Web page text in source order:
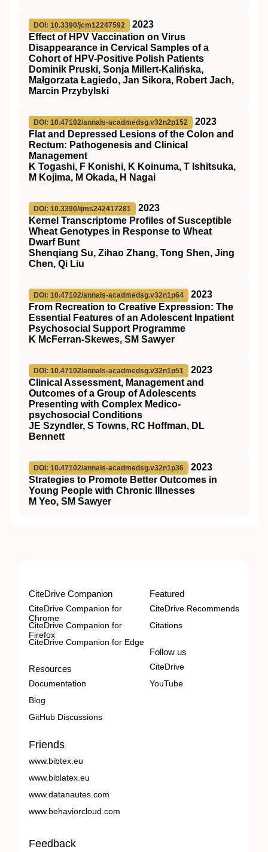
DOI: 10.3390/jcm12247592
2023
Effect of HPV Vaccination on Virus
Disappearance in Cervical Samples of a
Cohort of HPV-Positive Polish Patients
Dominik Pruski, Sonja Millert-Kalińska,
Małgorzata Łagiedo, Jan Sikora, Robert Jach,
Marcin Przybylski
DOI: 10.47102/annals-acadmedsg.v32n2p152
2023
Flat and Depressed Lesions of the Colon and
Rectum: Pathogenesis and Clinical
Management
K Togashi, F Konishi, K Koinuma, T Ishitsuka,
M Kojima, M Okada, H Nagai
DOI: 10.3390/ijms242417281
2023
Kernel Transcriptome Profiles of Susceptible
Wheat Genotypes in Response to Wheat
Dwarf Bunt
Shenqiang Su, Zihao Zhang, Tong Shen, Jing
Chen, Qi Liu
DOI: 10.47102/annals-acadmedsg.v32n1p64
2023
From Recreation to Creative Expression: The
Essential Features of an Adolescent Inpatient
Psychosocial Support Programme
K McFerran-Skewes, SM Sawyer
DOI: 10.47102/annals-acadmedsg.v32n1p51
2023
Clinical Assessment, Management and
Outcomes of a Group of Adolescents
Presenting with Complex Medico-
psychosocial Conditions
JE Szyndler, S Towns, RC Hoffman, DL
Bennett
DOI: 10.47102/annals-acadmedsg.v32n1p36
2023
Strategies to Promote Better Outcomes in
Young People with Chronic Illnesses
M Yeo, SM Sawyer
CiteDrive Companion
CiteDrive Companion for
Chrome
CiteDrive Companion for
Firefox
CiteDrive Companion for Edge
Resources
Documentation
Blog
GitHub Discussions
Featured
CiteDrive Recommends
Citations
Follow us
CiteDrive
YouTube
Friends
www.bibtex.eu
www.biblatex.eu
www.datanautes.com
www.behaviorcloud.com
Feedback